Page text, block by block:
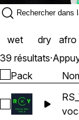
wet dry afro
39 résultats·
Pack
Sélectionnez